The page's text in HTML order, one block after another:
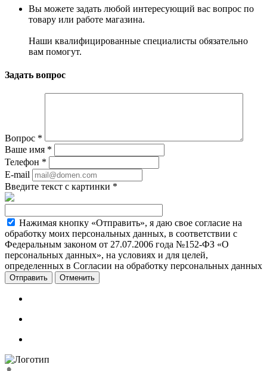
Вы можете задать любой интересующий вас вопрос по
товару или работе магазина.
Наши квалифицированные специалисты обязательно
вам помогут.
Задать вопрос
Вопрос *
Ваше имя *
Телефон *
E-mail
Введите текст с картинки *
Нажимая кнопку «Отправить», я даю свое согласие на
обработку моих персональных данных, в соответствии с
Федеральным законом от 27.07.2006 года №152-ФЗ «О
персональных данных», на условиях и для целей,
определенных в Согласии на обработку персональных данных
Отменить